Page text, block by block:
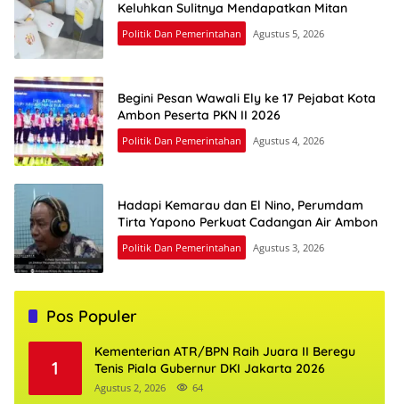
Keluhkan Sulitnya Mendapatkan Mitan
Politik Dan Pemerintahan Agustus 5, 2026
Begini Pesan Wawali Ely ke 17 Pejabat Kota
Ambon Peserta PKN II 2026
Politik Dan Pemerintahan Agustus 4, 2026
Hadapi Kemarau dan El Nino, Perumdam
Tirta Yapono Perkuat Cadangan Air Ambon
Politik Dan Pemerintahan Agustus 3, 2026
Pos Populer
1
Kementerian ATR/BPN Raih Juara II Beregu
Tenis Piala Gubernur DKI Jakarta 2026
Agustus 2, 2026 64